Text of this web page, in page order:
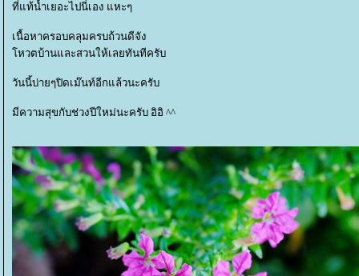
ที่แท้น้ำเยอะไปนี่เอง แหะๆ
เนื้อหาครอบคลุมครบถ้วนดีจัง
หวตบ้านและสวนให้เลยทันทีครับ
วันนี้บ่ายๆปิดเม๊นท์อีกแล้วนะครับ
มีความสุขกับช่วงปีใหม่นะครับ อิอิ ^^